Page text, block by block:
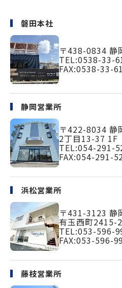
磐田本社
〒438-0834 静
TEL:0538-33-
FAX:0538-33-
静岡営業所
〒422-8034 静
2丁目13-37 1F
TEL:054-291-
FAX:054-291-
浜松営業所
〒431-3123 静
有玉西町2415-
TEL:053-596-
FAX:053-596-
藤枝営業所